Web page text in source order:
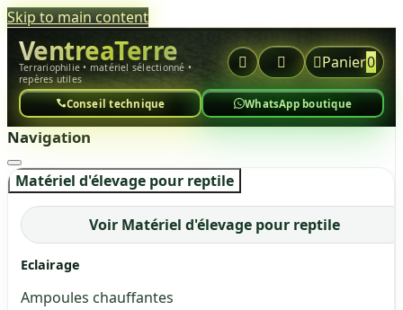
Skip to main content
VentreaTerre
Terrariophilie • matériel sélectionné •
repères utiles
  Panier0
Conseil technique WhatsApp boutique
Navigation
Matériel d'élevage pour reptile
Voir Matériel d'élevage pour reptile
Eclairage
Ampoules chauffantes